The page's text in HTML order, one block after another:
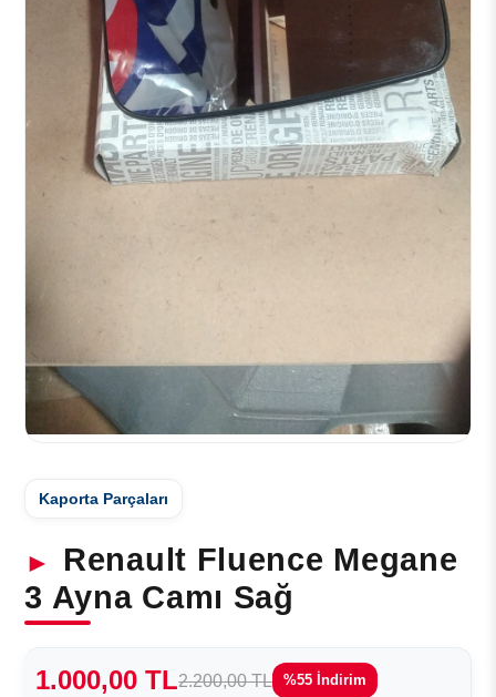
Kaporta Parçaları
Renault Fluence Megane
3 Ayna Camı Sağ
1.000,00 TL2.200,00 TL %55 İndirim